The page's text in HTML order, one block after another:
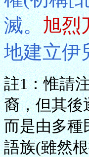
滅。旭烈
地建立伊
註1：惟請
裔，但其後
而是由多種
語族(雖然